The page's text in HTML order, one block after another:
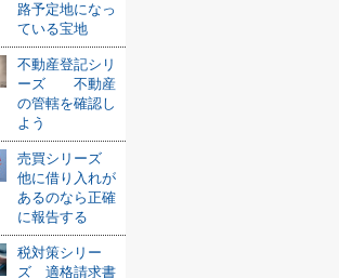
路予定地になっ
ている宝地
不動産登記シリ
ーズ 不動産
の管轄を確認し
よう
売買シリーズ
他に借り入れが
あるのなら正確
に報告する
税対策シリー
ズ 適格請求書